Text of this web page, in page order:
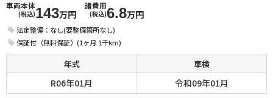
車両本体
(税込)143万円
諸費用
(税込)6.8万円
法定整備：なし(要整備箇所なし)
保証付（無料保証）(1ヶ月 1千km)
年式 車検
R06年01月 令和09年01月